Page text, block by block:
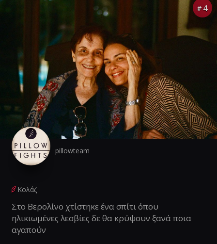
# 4
pillowteam
Κολάζ
Στο Βερολίνο χτίστηκε ένα σπίτι όπου
ηλικιωμένες λεσβίες δε θα κρύψουν ξανά ποια
αγαπούν